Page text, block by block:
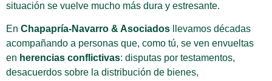
situación se vuelve mucho más dura y estresante.
En Chapapría-Navarro & Asociados llevamos décadas
acompañando a personas que, como tú, se ven envueltas
en herencias conflictivas: disputas por testamentos,
desacuerdos sobre la distribución de bienes,